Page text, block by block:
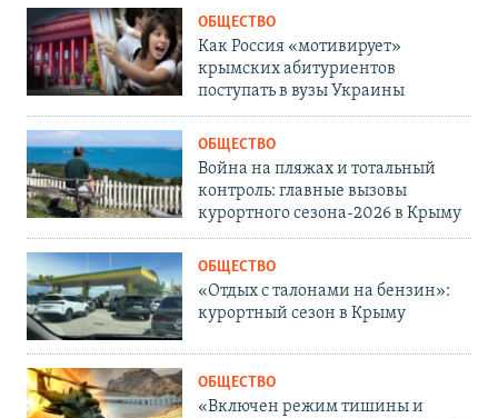
ОБЩЕСТВО
Как Россия «мотивирует»
крымских абитуриентов
поступать в вузы Украины
ОБЩЕСТВО
Война на пляжах и тотальный
контроль: главные вызовы
курортного сезона-2026 в Крыму
ОБЩЕСТВО
«Отдых с талонами на бензин»:
курортный сезон в Крыму
ОБЩЕСТВО
«Включен режим тишины и